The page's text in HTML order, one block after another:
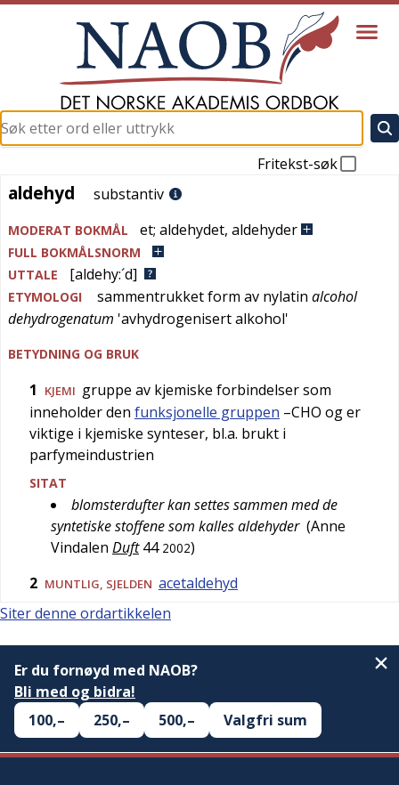
Fritekst-søk
aldehyd
aldehyd substantiv
MODERAT BOKMÅL et; aldehydet, aldehyder
FULL BOKMÅLSNORM
UTTALE
[aldehy:´d]
ETYMOLOGI sammentrukket form av nylatin alcohol
dehydrogenatum 'avhydrogenisert alkohol'
BETYDNING OG BRUK
1 KJEMI gruppe av kjemiske forbindelser som
inneholder den funksjonelle gruppen –CHO og er
viktige i kjemiske synteser, bl.a. brukt i
parfymeindustrien
SITAT
blomsterdufter kan settes sammen med de
syntetiske stoffene som kalles aldehyder (Anne
Vindalen Duft 44 2002)
2 MUNTLIG, SJELDEN acetaldehyd
Siter denne ordartikkelen
Er du fornøyd med NAOB?
Bli med og bidra!
100,–
250,– 500,– Valgfri sum